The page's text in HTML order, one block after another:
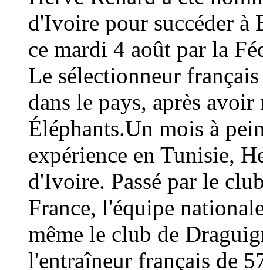
d'Ivoire pour succéder à
ce mardi 4 août par la
Le sélectionneur
dans le pays, après
Éléphants.Un mois à
expérience en Tunisie,
d'Ivoire. Passé par le
France, l'équipe
même le club de
l'entraîneur français de